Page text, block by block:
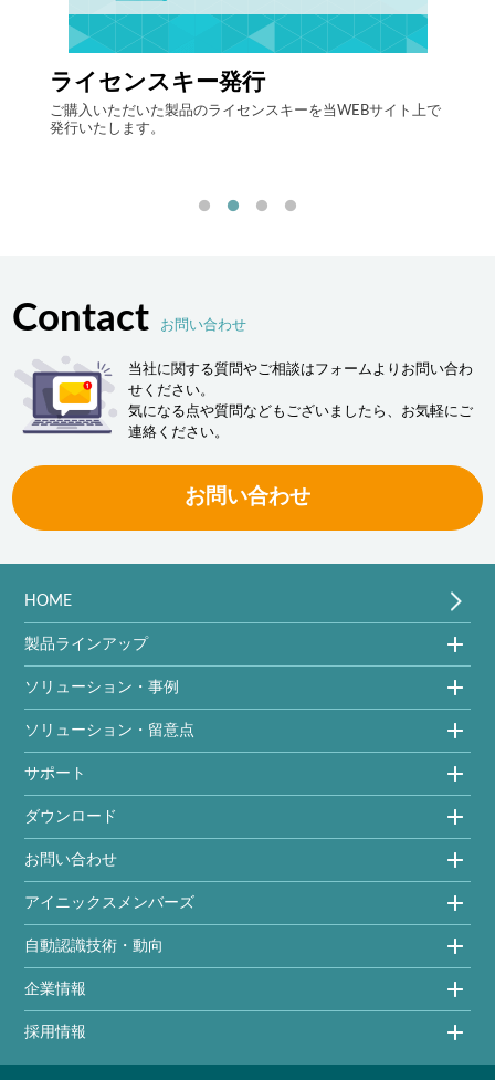
ライセンスキー発行
ご購入いただいた製品のライセンスキーを当WEBサイト上で
発行いたします。
Contact お問い合わせ
当社に関する質問やご相談はフォームよりお問い合わ
せください。
気になる点や質問などもございましたら、お気軽にご
連絡ください。
お問い合わせ
HOME
製品ラインアップ
ソリューション・事例
ソリューション・留意点
サポート
ダウンロード
お問い合わせ
アイニックスメンバーズ
自動認識技術・動向
企業情報
採用情報